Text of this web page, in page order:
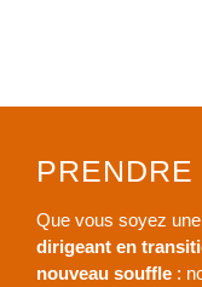
PRENDRE
Que vous soyez une
dirigeant en
nouveau souffle :